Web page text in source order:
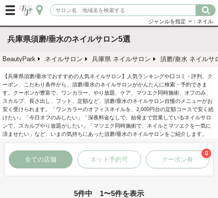
ジャンルを指定 ：ネイル
兵庫県須磨/垂水のネイルサロン5選
BeautyPark ネイルサロン 兵庫県 ネイルサロン 須磨/垂水 ネイルサ
【兵庫県須磨/垂水でおすすめの人気ネイルサロン】人気ランキングや口コミ・評判、ク
ーポン、こだわり条件から、須磨/垂水のネイルサロンがかんたんに検索・予約できま
す。クーポンが豊富で、ワンカラー、やり放題、ケア、マツエク同時施術、オフのみ、
スカルプ、長さ出し、フット、定額など、須磨/垂水のネイルサロン自慢のメニューがお
安く受けられます。「ワンカラーのオフィスネイルを、2,000円台の定額コースで安く続
けたい」「今日オフのみしたい」「深夜料金なしで、始発まで営業しているネイルサロ
ンで、スカルプやり放題がしたい」「マツエク同時施術で、ネイルとマツエクを一気に
済ませたい」など、いまの気持ちにあった須磨/垂水のネイルサロンをご紹介します。
全ての店舗 ネット予約可 クーポン有
0
5件中 1〜5件を表示